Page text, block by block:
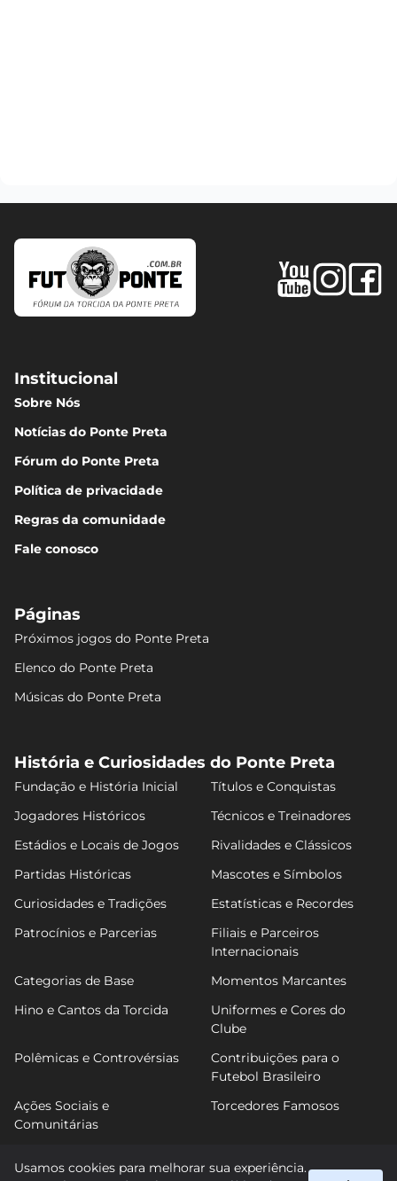
Institucional
Sobre Nós
Notícias do Ponte Preta
Fórum do Ponte Preta
Política de privacidade
Regras da comunidade
Fale conosco
Páginas
Próximos jogos do Ponte Preta
Elenco do Ponte Preta
Músicas do Ponte Preta
História e Curiosidades do Ponte Preta
Fundação e História Inicial
Títulos e Conquistas
Jogadores Históricos
Técnicos e Treinadores
Estádios e Locais de Jogos
Rivalidades e Clássicos
Partidas Históricas
Mascotes e Símbolos
Curiosidades e Tradições
Estatísticas e Recordes
Patrocínios e Parcerias
Filiais e Parceiros
Internacionais
Categorias de Base
Momentos Marcantes
Hino e Cantos da Torcida
Uniformes e Cores do
Clube
Polêmicas e Controvérsias
Contribuições para o
Futebol Brasileiro
Ações Sociais e
Comunitárias
Torcedores Famosos
Usamos cookies para melhorar sua experiência.